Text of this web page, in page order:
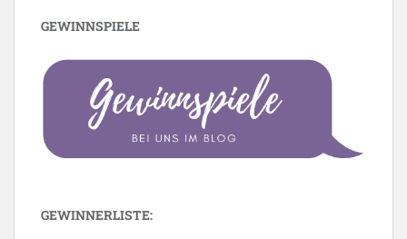
GEWINNSPIELE
GEWINNERLISTE: